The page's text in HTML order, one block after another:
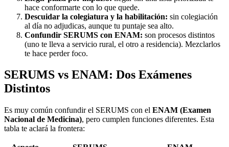
hace conformarte con lo que quede.
Descuidar la colegiatura y la habilitación: sin colegiación
al día no adjudicas, aunque tu puntaje sea alto.
Confundir SERUMS con ENAM: son procesos distintos
(uno te lleva a servicio rural, el otro a residencia). Mezclarlos
te hace perder foco.
SERUMS vs ENAM: Dos Exámenes
Distintos
Es muy común confundir el SERUMS con el ENAM (Examen
Nacional de Medicina), pero cumplen funciones diferentes. Esta
tabla te aclará la frontera: